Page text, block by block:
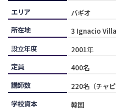
エリア
バギオ
所在地
3 Ignacio
設立年度
2001年
定員
400名
講師数
220名（チャピ
学校資本
韓国